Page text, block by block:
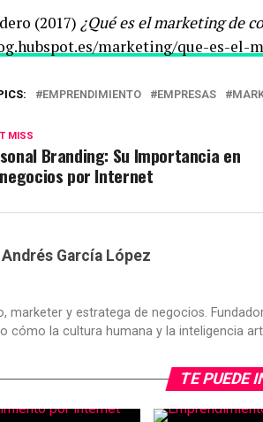
(2017) ¿Qué es el marketing de
marketing/que-es-el-
EMPRENDIMIENTO EMPRESAS
MISS
Branding: Su Importancia en
por Internet
Andrés García López
marketer y estratega de negocios.
cómo la cultura humana y la inteligencia
TE PUEDE